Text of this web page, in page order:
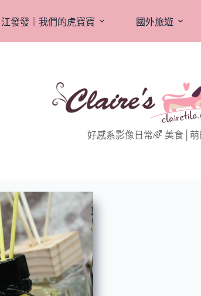
江發發｜我們的虎寶寶 國外旅遊
好感系影像日常🌈 美食│